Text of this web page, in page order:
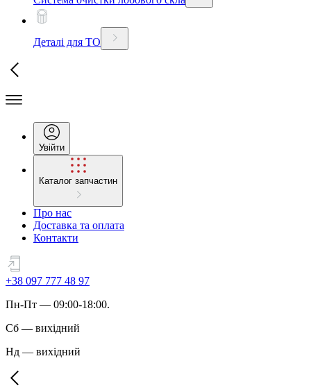
Деталі для ТО
Увійти
Каталог запчастин
Про нас
Доставка та оплата
Контакти
+38 097 777 48 97
Пн-Пт — 09:00-18:00.
Сб — вихідний
Нд — вихідний